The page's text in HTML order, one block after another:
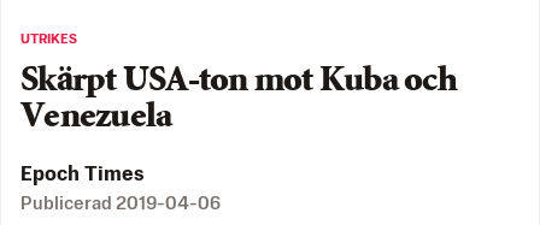
UTRIKES
Skärpt USA-ton mot Kuba och
Venezuela
Epoch Times
Publicerad 2019-04-06